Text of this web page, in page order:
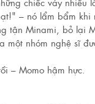
– nó lẩm bẩm
tận Minami, bỏ lại
một nhóm nghệ sĩ
– Momo hậm hực.